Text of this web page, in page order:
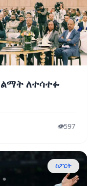
ልማት ለተሳተፉ
👁️597
ስፖርት